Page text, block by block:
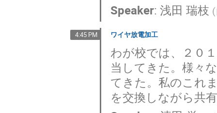
Speaker:浅田 瑞枝 (
4:45 PM ワイヤ放電加工
わが校では、２０
当してきた。様々
てきた。私のこれ
を交換しながら共